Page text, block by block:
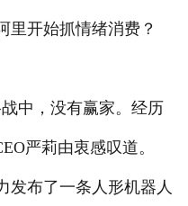
里开始抓情绪消费？
中，没有赢家。经历
严莉由衷感叹道。
布了一条人形机器人